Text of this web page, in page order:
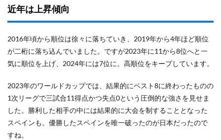
近年は上昇傾向
2016年頃から順位は徐々に落ちていき、2019年から4年ほど順位
が二桁に落ち込んでいました。ですが2023年に11から8位へと一
気に順位を上げ、2024年には7位に。高順位をキープしています。
2023年のワールドカップでは、結果的にベスト8に終わったものの
1次リーグで三試合11得点かつ失点0という圧倒的な強さを見せま
した。勝利した相手の中には結果的に大会を制することとなった
スペインも。優勝したスペインを唯一破ったのが日本だったので
すね。